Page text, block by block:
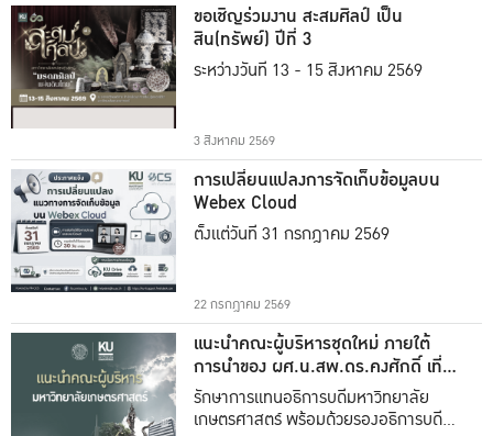
ขอเชิญร่วมงาน สะสมศิลป์ เป็น
สิน(ทรัพย์) ปีที่ 3
ระหว่างวันที่ 13 - 15 สิงหาคม 2569
3 สิงหาคม 2569
การเปลี่ยนแปลงการจัดเก็บข้อมูลบน
Webex Cloud
ตั้งแต่วันที่ 31 กรกฎาคม 2569
22 กรกฎาคม 2569
แนะนำคณะผู้บริหารชุดใหม่ ภายใต้
การนำของ ผศ.น.สพ.ดร.คงศักดิ์ เที่ยง
ธรรม
รักษาการแทนอธิการบดีมหาวิทยาลัย
เกษตรศาสตร์ พร้อมด้วยรองอธิการบดีทั้ง